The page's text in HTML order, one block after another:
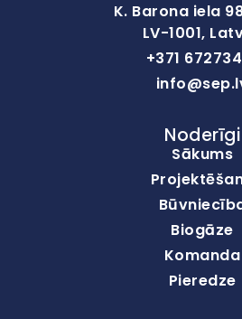
K. Barona iela
LV-1001,
+371
Noderīgi
Sākums
Biogāze
Komanda
Pieredze